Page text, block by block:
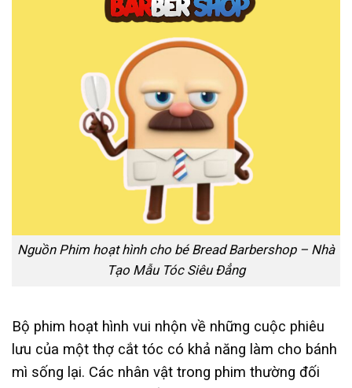
Nguồn Phim hoạt hình cho bé Bread Barbershop – Nhà
Tạo Mẫu Tóc Siêu Đẳng
Bộ phim hoạt hình vui nhộn về những cuộc phiêu
lưu của một thợ cắt tóc có khả năng làm cho bánh
mì sống lại. Các nhân vật trong phim thường đối